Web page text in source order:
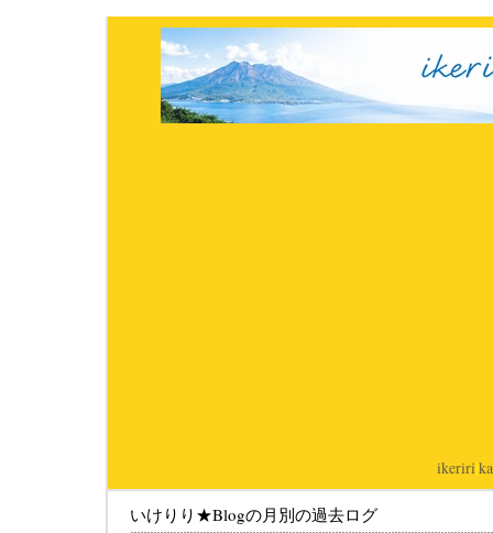
ikeriri|
いけりり★Blogの月別の過去ログ